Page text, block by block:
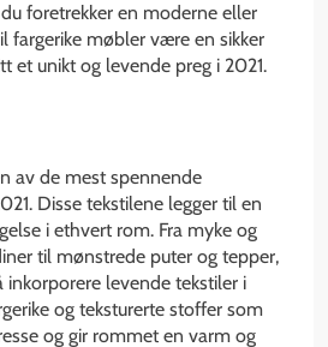
foretrekker en moderne eller
fargerike møbler være en sikker
et unikt og levende preg i 2021.
av de mest spennende
Disse tekstilene legger til en
i ethvert rom. Fra myke og
til mønstrede puter og tepper,
levende tekstiler i
og teksturerte stoffer som
og gir rommet en varm og